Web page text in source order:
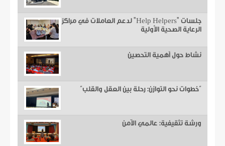
جلسات "Help Helpers" لدعم العاملات في مراكز
الرعاية الصحية الأولية
نشاط حول أهمية التحصين
“خطوات نحو التوازن: رحلة بين العقل والقلب”
ورشة تثقيفية: عالمي الآمن